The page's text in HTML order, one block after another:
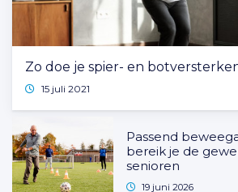
Zo doe je spier- en
15 juli 2021
Passend
bereik je de
senioren
19 juni 2026